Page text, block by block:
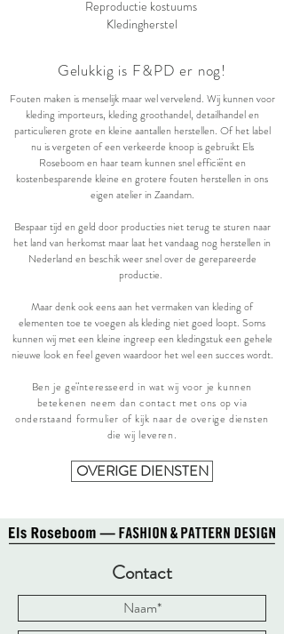
Reproductie kostuums
Kledingherstel
Gelukkig is F&PD er nog!
Fouten maken is menselijk maar wel vervelend. Wij kunnen voor
kleding importeurs, kleding groothandel, detailhandel en
particulieren grote en kleine aantallen herstellen. Of het label
nu is vergeten of een verkeerde knoop is gebruikt Els
Roseboom en haar team kunnen snel efficiënt en
kostenbesparende kleine en grotere fouten herstellen in ons
eigen atelier in Zaandam.
Bespaar tijd en geld door producties niet terug te sturen naar
het land van herkomst maar laat het vandaag nog herstellen in
Nederland en beschik weer snel over de gerepareerde
productie.
Maar denk ook eens aan het vermaken van kleding of
elementen toe te voegen als kleding niet goed loopt. Soms
kunnen wij met een kleine ingreep een kledingstuk een gehele
nieuwe look en feel geven waardoor het wel een succes wordt.
Ben jegeïnteresseerd in wat wij voor je kunnen
betekenen neem dan contact met ons op via
onderstaand formulier of kijk naar de overige diensten
die wij leveren.
OVERIGE DIENSTEN
Contact